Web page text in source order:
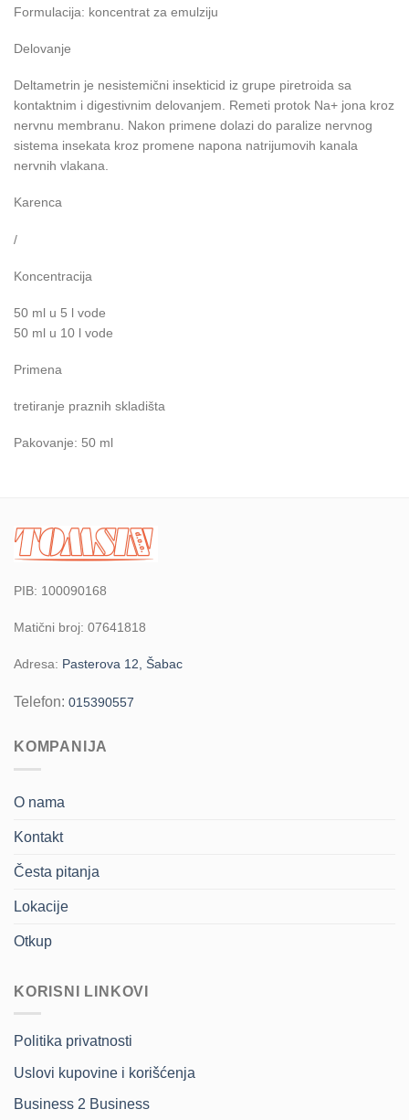
Formulacija: koncentrat za emulziju
Delovanje
Deltametrin je nesistemični insekticid iz grupe piretroida sa
kontaktnim i digestivnim delovanjem. Remeti protok Na+ jona kroz
nervnu membranu. Nakon primene dolazi do paralize nervnog
sistema insekata kroz promene napona natrijumovih kanala
nervnih vlakana.
Karenca
/
Koncentracija
50 ml u 5 l vode
50 ml u 10 l vode
Primena
tretiranje praznih skladišta
Pakovanje: 50 ml
PIB: 100090168
Matični broj: 07641818
Adresa: Pasterova 12, Šabac
Telefon: 015390557
KOMPANIJA
O nama
Kontakt
Česta pitanja
Lokacije
Otkup
KORISNI LINKOVI
Politika privatnosti
Uslovi kupovine i korišćenja
Business 2 Business